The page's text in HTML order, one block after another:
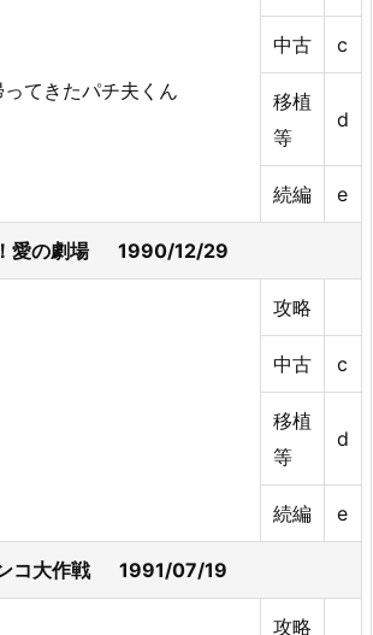
中古 c
移植
等
d
続編 e
愛の劇場 1990/12/29
攻略
中古 c
移植
等
d
続編 e
コ大作戦 1991/07/19
攻略